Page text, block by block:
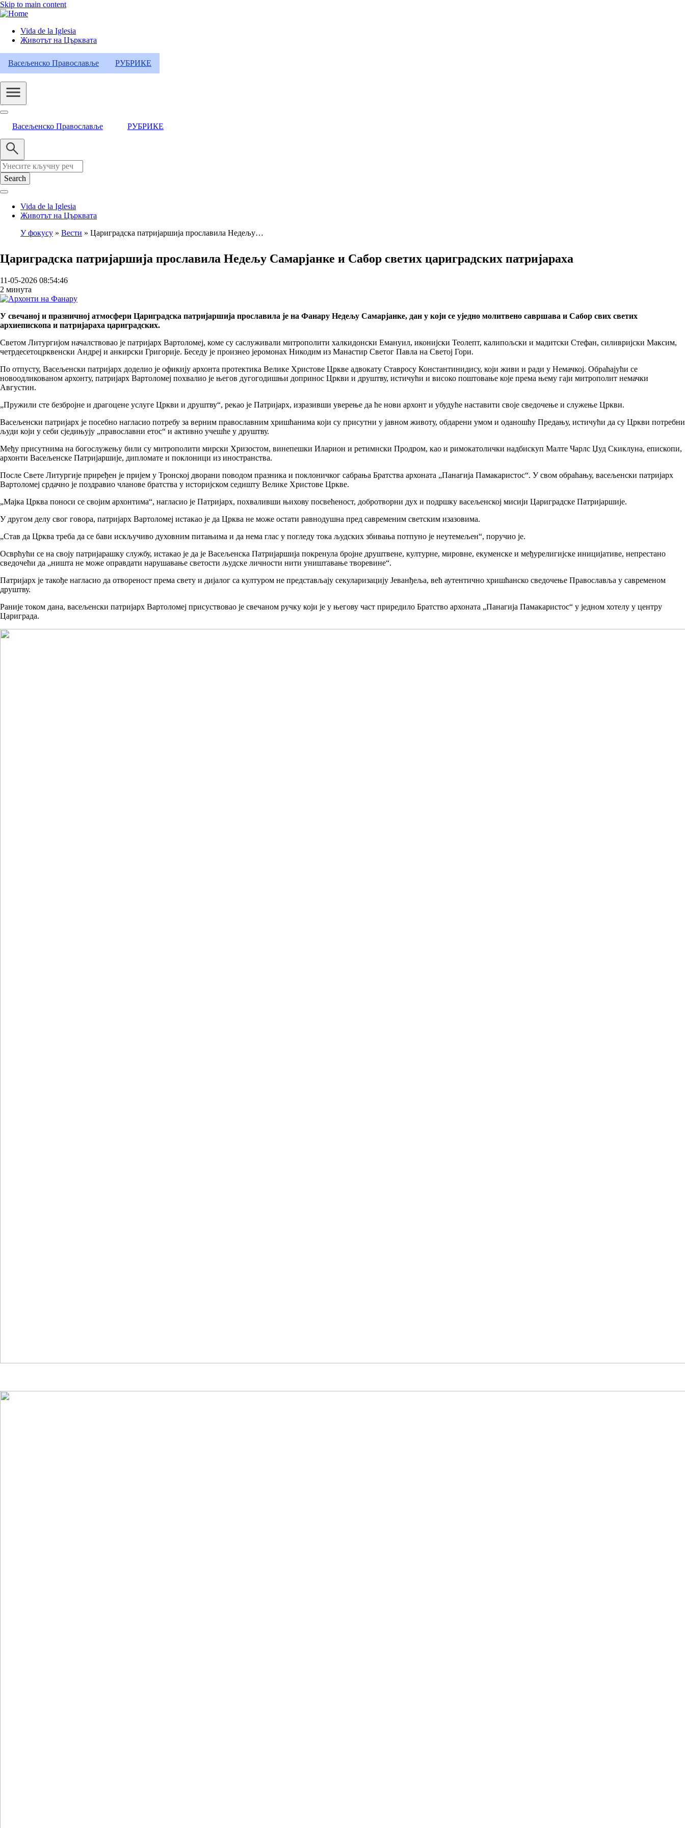
Skip to main content
Header
Category
Menu
Vida de la Iglesia
Животът на Църквата
Васељенско Православље РУБРИКЕ
Васељенско Православље РУБРИКЕ
Search
Vida de la Iglesia
Животът на Църквата
У фокусу Вести Цариградска патријаршија прославила Недељу…
Цариградска патријаршија прославила Недељу Самарјанке и Сабор светих цариградских патријараха
11-05-2026 08:54:46
2 минута
У свечаној и празничној атмосфери Цариградска патријаршија прославила је на Фанару Недељу Самарјанке, дан у који се уједно молитвено савршава и Сабор свих светих
архиепископа и патријараха цариградских.
Светом Литургијом началствовао је патријарх Вартоломеј, коме су саслуживали митрополити халкидонски Емануил, иконијски Теолепт, калипољски и мадитски Стефан, силивријски Максим,
четрдесетоцрквенски Андреј и анкирски Григорије. Беседу је произнео јеромонах Никодим из Манастир Светог Павла на Светој Гори.
По отпусту, Васељенски патријарх доделио је офикију архонта протектика Велике Христове Цркве адвокату Ставросу Константинидису, који живи и ради у Немачкој. Обраћајући се
новоодликованом архонту, патријарх Вартоломеј похвалио је његов дугогодишњи допринос Цркви и друштву, истичући и високо поштовање које према њему гаји митрополит немачки
Августин.
„Пружили сте безбројне и драгоцене услуге Цркви и друштву“, рекао је Патријарх, изразивши уверење да ће нови архонт и убудуће наставити своје сведочење и служење Цркви.
Васељенски патријарх је посебно нагласио потребу за верним православним хришћанима који су присутни у јавном животу, обдарени умом и оданошћу Предању, истичући да су Цркви потребни
људи који у себи сједињују „православни етос“ и активно учешће у друштву.
Међу присутнима на богослужењу били су митрополити мирски Хризостом, винепешки Иларион и ретимнски Продром, као и римокатолички надбискуп Малте Чарлс Џуд Скиклуна, епископи,
архонти Васељенске Патријаршије, дипломате и поклоници из иностранства.
После Свете Литургије приређен је пријем у Тронској дворани поводом празника и поклоничког сабрања Братства архоната „Панагија Памакаристос“. У свом обраћању, васељенски патријарх
Вартоломеј срдачно је поздравио чланове братства у историјском седишту Велике Христове Цркве.
„Мајка Црква поноси се својим архонтима“, нагласио је Патријарх, похваливши њихову посвећеност, добротворни дух и подршку васељенској мисији Цариградске Патријаршије.
У другом делу свог говора, патријарх Вартоломеј истакао је да Црква не може остати равнодушна пред савременим светским изазовима.
„Став да Црква треба да се бави искључиво духовним питањима и да нема глас у погледу тока људских збивања потпуно је неутемељен“, поручио је.
Осврћући се на своју патријарашку службу, истакао је да је Васељенска Патријаршија покренула бројне друштвене, културне, мировне, екуменске и међурелигијске иницијативе, непрестано
сведочећи да „ништа не може оправдати нарушавање светости људске личности нити уништавање творевине“.
Патријарх је такође нагласио да отвореност према свету и дијалог са културом не представљају секуларизацију Јеванђеља, већ аутентично хришћанско сведочење Православља у савременом
друштву.
Раније током дана, васељенски патријарх Вартоломеј присуствовао је свечаном ручку који је у његову част приредило Братство архоната „Панагија Памакаристос“ у једном хотелу у центру
Цариграда.